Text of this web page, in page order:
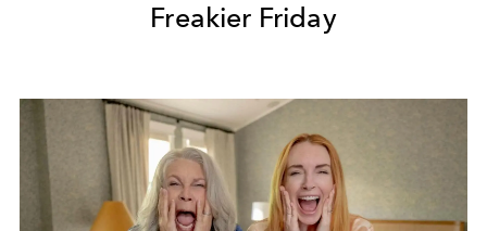
Freakier Friday